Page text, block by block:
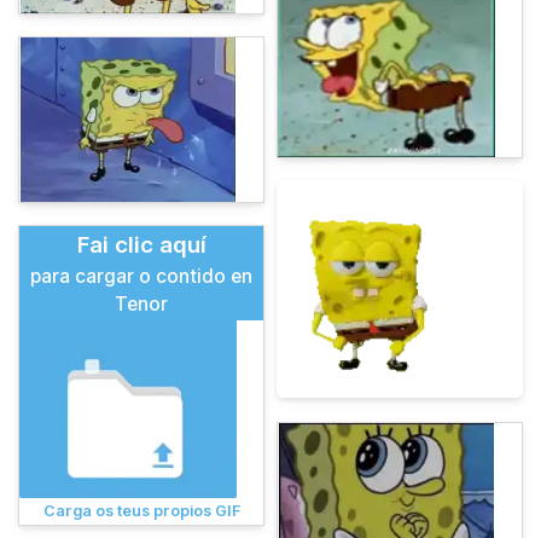
Fai clic aquí
para cargar o contido en
Tenor
Carga os teus propios GIF